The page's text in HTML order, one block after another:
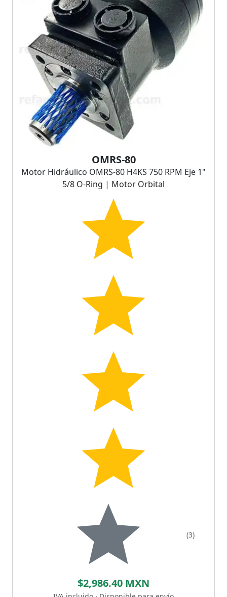
OMRS-80
Motor Hidráulico OMRS-80 H4KS 750 RPM Eje 1"
5/8 O-Ring | Motor Orbital
(3)
$2,986.40 MXN